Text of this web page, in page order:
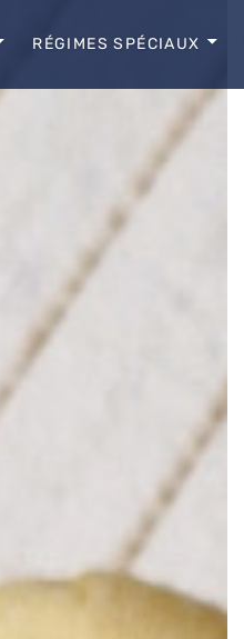
RÉGIMES SPÉCIAUX